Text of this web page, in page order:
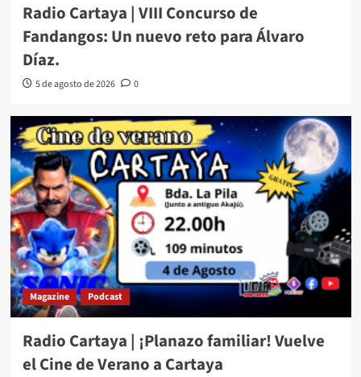
Radio Cartaya | VIII Concurso de
Fandangos: Un nuevo reto para Álvaro
Díaz.
5 de agosto de 2026 0
Magazine Podcast
Radio Cartaya | ¡Planazo familiar! Vuelve
el Cine de Verano a Cartaya